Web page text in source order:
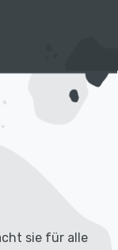
sie für alle